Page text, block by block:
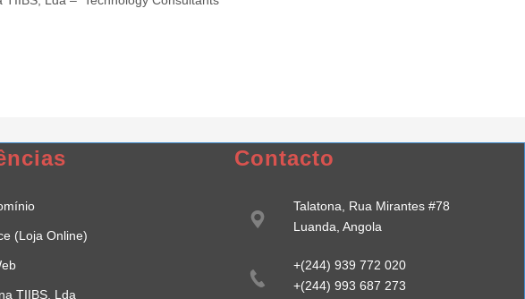
(Loja Online)
TIIBS, Lda
Contacto
Talatona, Rua Mirantes #78
Luanda, Angola
+(244) 939 772 020
+(244) 993 687 273